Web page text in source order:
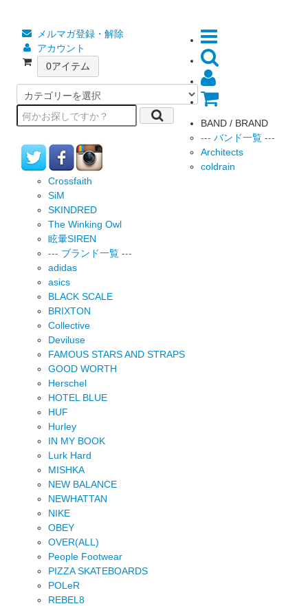
メルマガ登録・解除
アカウント
0アイテム
BAND / BRAND
--- バンド一覧 ---
Architects
coldrain
Crossfaith
SiM
SKINDRED
The Winking Owl
眩暈SIREN
--- ブランド一覧 ---
adidas
asics
BLACK SCALE
BRIXTON
Collective
Deviluse
FAMOUS STARS AND STRAPS
GOOD WORTH
Herschel
HOTEL BLUE
HUF
Hurley
IN MY BOOK
Lurk Hard
MISHKA
NEW BALANCE
NEWHATTAN
NIKE
OBEY
OVER(ALL)
People Footwear
PIZZA SKATEBOARDS
POLeR
REBEL8